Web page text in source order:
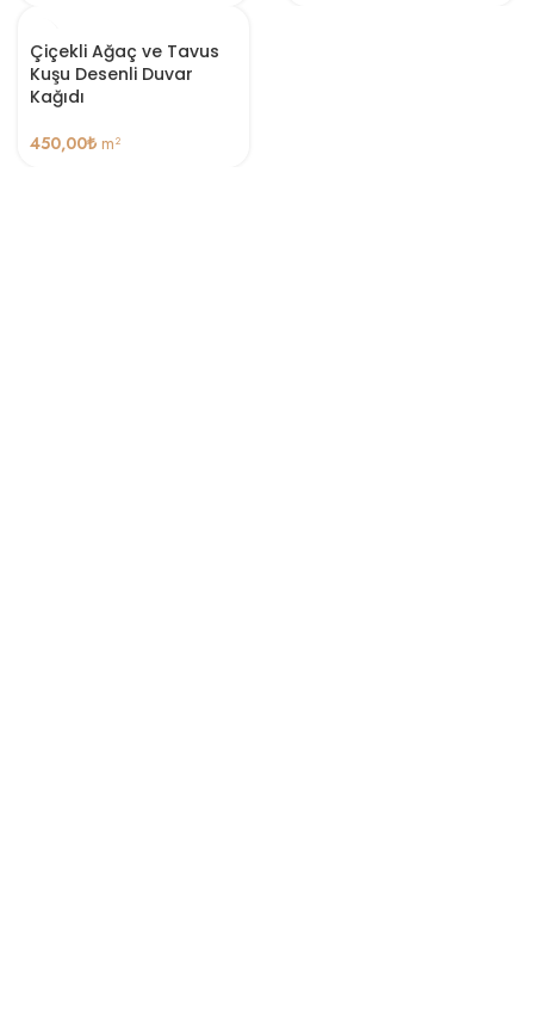
Çiçekli Ağaç ve Tavus
Kuşu Desenli Duvar
Kağıdı
450,00₺ m²